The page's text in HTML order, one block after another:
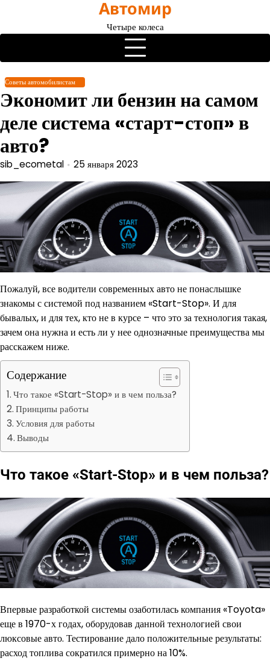
содержимому
Автомир
Четыре колеса
Советы автомобилистам
Экономит ли бензин на самом
деле система «старт-стоп» в
авто?
sib_ecometal 25 января 2023
Пожалуй, все водители современных авто не понаслышке
знакомы с системой под названием «Start-Stop». И для
бывалых, и для тех, кто не в курсе – что это за технология такая,
зачем она нужна и есть ли у нее однозначные преимущества мы
расскажем ниже.
Содержание
Что такое «Start-Stop» и в чем польза?
Принципы работы
Условия для работы
Выводы
Что такое «Start-Stop» и в чем польза?
Впервые разработкой системы озаботилась компания «Toyota»
еще в 1970-х годах, оборудовав данной технологией свои
люксовые авто. Тестирование дало положительные результаты:
расход топлива сократился примерно на 10%.